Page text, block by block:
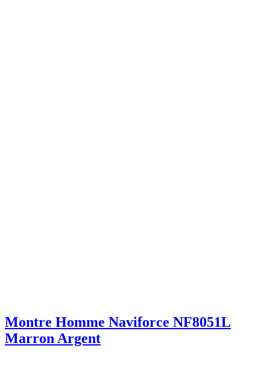
Montre Homme Naviforce NF8051L
Marron Argent